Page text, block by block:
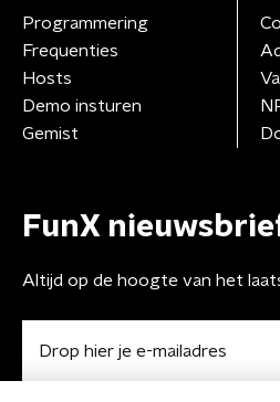
Programmering
Frequenties
Hosts
Demo insturen
Gemist
FunX
Altijd op de hoogte van het